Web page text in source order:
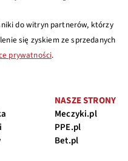
do witryn partnerów, którzy
się zyskiem ze sprzedanych
prywatności.
NASZE STRONY
Meczyki.pl
PPE.pl
Bet.pl